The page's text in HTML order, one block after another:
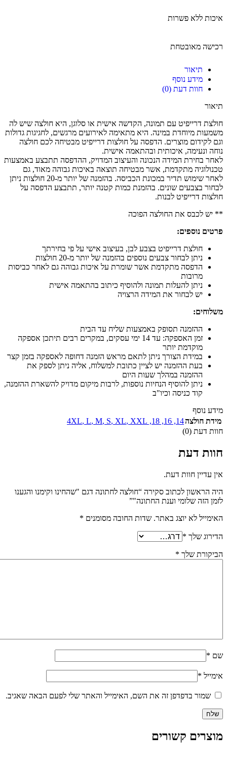
איכות ללא פשרות
רכישה מאובטחת
תיאור
מידע נוסף
חוות דעת (0)
תיאור
חולצת דרייפיט עם תמונה, הקדשה אישית או סלוגן, היא חולצה שיש לה
משמעות מיוחדת במינה. היא מתאימה לאירועים מרגשים, לחגיגות גדולות
וגם לקידום מוצרים. הדפסה על חולצות דרייפיט מבטיחה לכם חולצה
נוחה ונעימה, איכותית ובהתאמה אישית.
לאחר בחירת המידה הנכונה והעיצוב המדויק, ההדפסה תתבצע באמצעות
טכנולוגיה מתקדמת, אשר מבטיחה תוצאה באיכות גבוהה מאוד, גם
לאחר שימוש תדיר במכונת הכביסה. בהזמנה של יותר מ-20 חולצות ניתן
לבחור בצבעים שונים. בהזמנת כמות קטנה יותר, תתבצע הדפסה על
חולצות דרייפיט לבנות.
** יש לכבס את החולצה הפוכה
פרטים נוספים:
חולצת דרייפיט בצבע לבן, בעיצוב אישי על פי בחירתך
ניתן לבחור צבעים נוספים בהזמנה של יותר מ-20 חולצות
הדפסה מתקדמת אשר שומרת על איכות גבוהה גם לאחר כביסות
מרובות
ניתן להעלות תמונה ולהוסיף כיתוב בהתאמה אישית
יש לבחור את המידה הרצויה
משלוחים:
ההזמנה תסופק באמצעות שליח עד הבית
זמן האספקה: עד 14 ימי עסקים, במקרים רבים תיתכן אספקה
מוקדמת יותר
במידת הצורך ניתן לתאם מראש הזמנה דחופה לאספקה בזמן קצר
בעת ההזמנה יש לציין כתובת למשלוח, אליה ניתן לספק את
ההזמנה במהלך שעות היום
ניתן להוסיף הנחיות נוספות, לרבות מיקום מדויק להשארת ההזמנה,
קוד כניסה וכיו"ב
מידע נוסף
מידת חולצה14
,
16
,
18
,
4XL, L, M, S, XL, XXL
חוות דעת (0)
חוות דעת
אין עדיין חוות דעת.
היה הראשון לכתוב סקירה “חולצה לחתונה דגם "שהחינו וקימנו והגענו
לזמן הזה שלומי וענת החתונה"”
האימייל לא יוצג באתר. שדות החובה מסומנים *
הדירוג שלך *
הביקורת שלך *
שם *
אימייל *
שמור בדפדפן זה את השם, האימייל והאתר שלי לפעם הבאה שאגיב.
מוצרים קשורים